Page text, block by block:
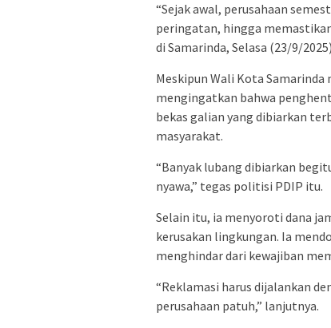
“Sejak awal, perusahaan
peringatan, hingga
di Samarinda, Selasa (23/9/
Meskipun Wali Kota
mengingatkan bahwa
bekas galian yang dibiarkan
masyarakat.
“Banyak lubang dibiarkan
nyawa,” tegas politisi PDIP itu.
Selain itu, ia menyoroti dana
kerusakan lingkungan. Ia
menghindar dari kewajiban
“Reklamasi harus dijalankan
perusahaan patuh,” lanjutnya.